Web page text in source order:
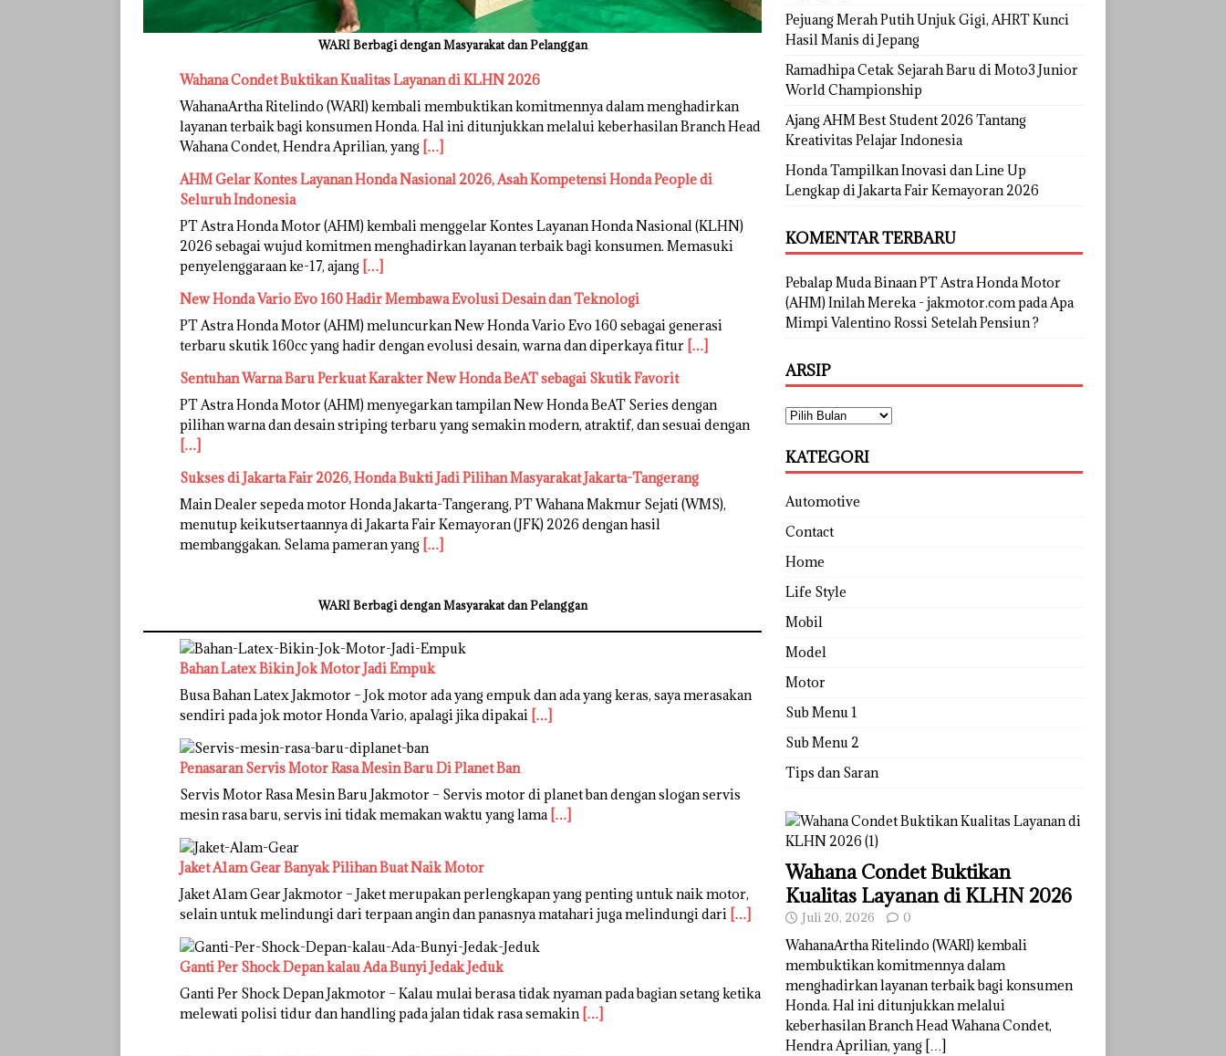
WARI Berbagi dengan Masyarakat dan Pelanggan
Wahana Condet Buktikan Kualitas Layanan di KLHN 2026
WahanaArtha Ritelindo (WARI) kembali membuktikan komitmennya dalam menghadirkan
layanan terbaik bagi konsumen Honda. Hal ini ditunjukkan melalui keberhasilan Branch Head
Wahana Condet, Hendra Aprilian, yang […]
AHM Gelar Kontes Layanan Honda Nasional 2026, Asah Kompetensi Honda People di
Seluruh Indonesia
PT Astra Honda Motor (AHM) kembali menggelar Kontes Layanan Honda Nasional (KLHN)
2026 sebagai wujud komitmen menghadirkan layanan terbaik bagi konsumen. Memasuki
penyelenggaraan ke-17, ajang […]
New Honda Vario Evo 160 Hadir Membawa Evolusi Desain dan Teknologi
PT Astra Honda Motor (AHM) meluncurkan New Honda Vario Evo 160 sebagai generasi
terbaru skutik 160cc yang hadir dengan evolusi desain, warna dan diperkaya fitur […]
Sentuhan Warna Baru Perkuat Karakter New Honda BeAT sebagai Skutik Favorit
PT Astra Honda Motor (AHM) menyegarkan tampilan New Honda BeAT Series dengan
pilihan warna dan desain striping terbaru yang semakin modern, atraktif, dan sesuai dengan
[…]
Sukses di Jakarta Fair 2026, Honda Bukti Jadi Pilihan Masyarakat Jakarta-Tangerang
Main Dealer sepeda motor Honda Jakarta-Tangerang, PT Wahana Makmur Sejati (WMS),
menutup keikutsertaannya di Jakarta Fair Kemayoran (JFK) 2026 dengan hasil
membanggakan. Selama pameran yang […]
WARI Berbagi dengan Masyarakat dan Pelanggan
Bahan Latex Bikin Jok Motor Jadi Empuk
Busa Bahan Latex Jakmotor – Jok motor ada yang empuk dan ada yang keras, saya merasakan
sendiri pada jok motor Honda Vario, apalagi jika dipakai […]
Penasaran Servis Motor Rasa Mesin Baru Di Planet Ban
Servis Motor Rasa Mesin Baru Jakmotor – Servis motor di planet ban dengan slogan servis
mesin rasa baru, servis ini tidak memakan waktu yang lama […]
Jaket A1am Gear Banyak Pilihan Buat Naik Motor
Jaket A1am Gear Jakmotor – Jaket merupakan perlengkapan yang penting untuk naik motor,
selain untuk melindungi dari terpaan angin dan panasnya matahari juga melindungi dari […]
Ganti Per Shock Depan kalau Ada Bunyi Jedak Jeduk
Ganti Per Shock Depan Jakmotor – Kalau mulai berasa tidak nyaman pada bagian setang ketika
melewati polisi tidur dan handling pada jalan tidak rasa semakin […]
Pejuang Merah Putih Unjuk Gigi, AHRT Kunci
Hasil Manis di Jepang
Ramadhipa Cetak Sejarah Baru di Moto3 Junior
World Championship
Ajang AHM Best Student 2026 Tantang
Kreativitas Pelajar Indonesia
Honda Tampilkan Inovasi dan Line Up
Lengkap di Jakarta Fair Kemayoran 2026
KOMENTAR TERBARU
Pebalap Muda Binaan PT Astra Honda Motor
(AHM) Inilah Mereka - jakmotor.compadaApa
Mimpi Valentino Rossi Setelah Pensiun ?
ARSIP
KATEGORI
Automotive
Contact
Home
Life Style
Mobil
Model
Motor
Sub Menu 1
Sub Menu 2
Tips dan Saran
Wahana Condet Buktikan
Kualitas Layanan di KLHN 2026
Juli 20, 2026 0
WahanaArtha Ritelindo (WARI) kembali
membuktikan komitmennya dalam
menghadirkan layanan terbaik bagi konsumen
Honda. Hal ini ditunjukkan melalui
keberhasilan Branch Head Wahana Condet,
Hendra Aprilian, yang […]